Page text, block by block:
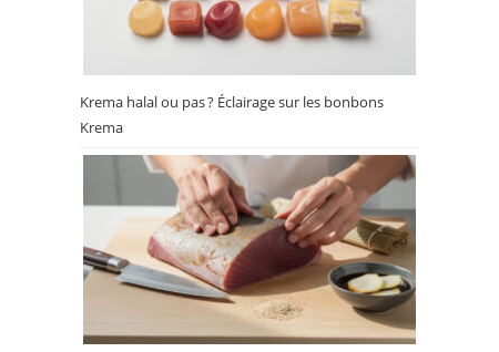
Krema halal ou pas ? Éclairage sur les bonbons
Krema